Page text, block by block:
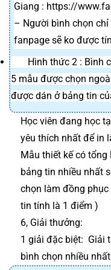
Giang : https://
– Người bình chọn
fanpage sẽ ko được
Hình thức 2 : Bình
5 mẫu được chọn
được dán ở bảng tin
Học viên đang học
yêu thích nhất để in
Mẫu thiết kế có tổng
bảng tin nhiều nhất
chọn làm đồng
tin tính là 1 điểm )
6, Giải thưởng:
1 giải đặc biệt:
bình chọn nhiều